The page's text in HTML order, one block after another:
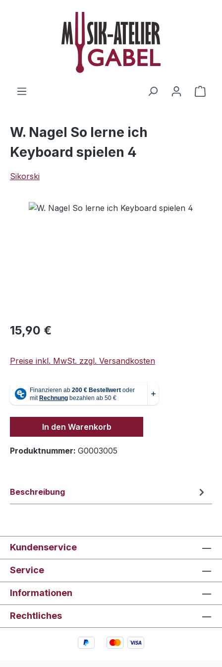
Zum Hauptinhalt springen
W. Nagel So lerne ich
Keyboard spielen 4
Sikorski
Regulärer Preis:
15,90 €
Preise inkl. MwSt. zzgl. Versandkosten
In den Warenkorb
Produktnummer: G0003005
Beschreibung
Kundenservice
Service
Informationen
Rechtliches